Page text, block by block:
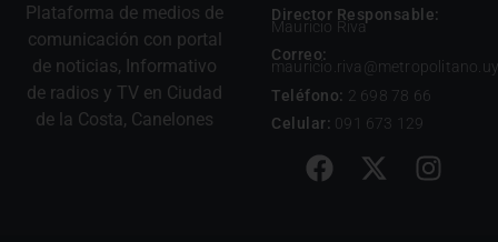
Plataforma de medios de
comunicación con portal
de noticias, Informativo
de radios y TV en Ciudad
de la Costa, Canelones
Director Responsable:
Mauricio Riva
Correo:
mauricio.riva@metropolitano.uy
Teléfono: 2 698 78 66
Celular: 091 673 129